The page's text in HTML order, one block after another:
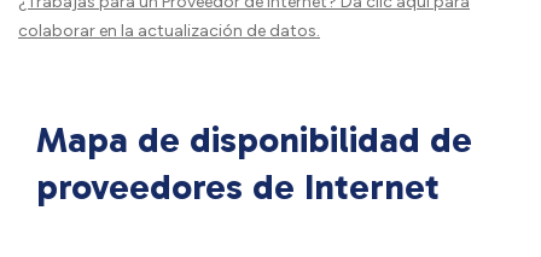
colaborar en la actualización de datos.
Mapa de disponibilidad de
proveedores de Internet